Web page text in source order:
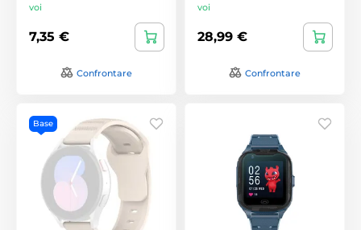
voi
7,35 €
Confrontare
voi
28,99 €
Confrontare
Base